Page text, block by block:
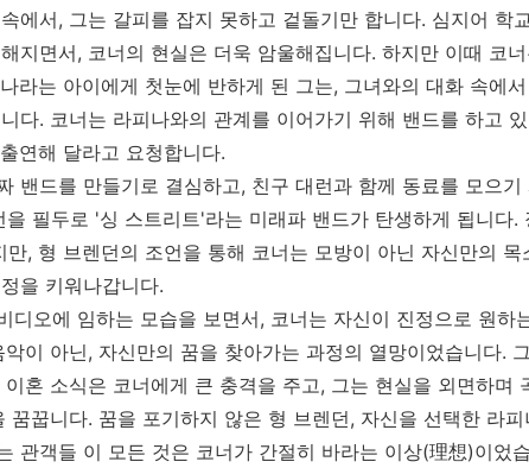
에서, 그는 갈피를 잡지 못하고 겉돌기만 합니다. 심지어 학
지면서, 코너의 현실은 더욱 암울해집니다. 하지만 이때 코
라는 아이에게 첫눈에 반하게 된 그는, 그녀와의 대화 속에
다. 코너는 라피나와의 관계를 이어가기 위해 밴드를 하고
연해 달라고 요청합니다.
밴드를 만들기로 결심하고, 친구 대런과 함께 동료를 모으기
필두로 '싱 스트리트'라는 미래파 밴드가 탄생하게 됩니다.
, 형 브렌던의 조언을 통해 코너는 모방이 아닌 자신만의 목
을 키워나갑니다.
디오에 임하는 모습을 보면서, 코너는 자신이 진정으로 원하
이 아닌, 자신만의 꿈을 찾아가는 과정의 열망이었습니다.
혼 소식은 코너에게 큰 충격을 주고, 그는 현실을 외면하며
꿈꿉니다. 꿈을 포기하지 않은 형 브렌던, 자신을 선택한 라
관객들 이 모든 것은 코너가 간절히 바라는 이상(理想)이었